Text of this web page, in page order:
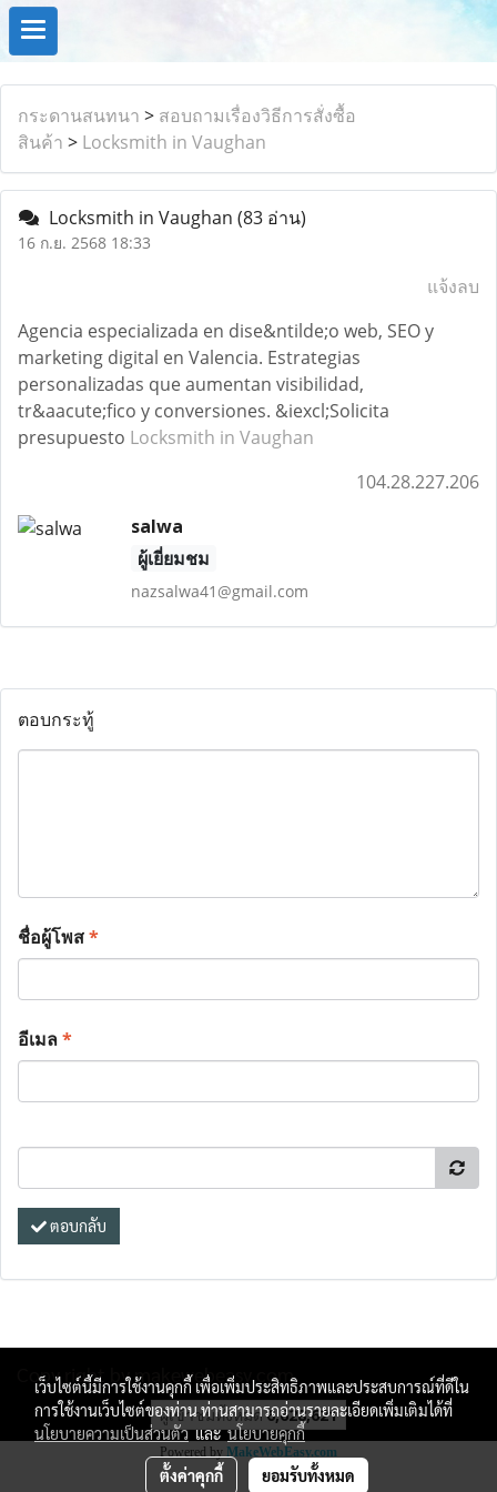
กระดานสนทนา > สอบถามเรื่องวิธีการสั่งซื้อ
สินค้า > Locksmith in Vaughan
Locksmith in Vaughan (83 อ่าน)
16 ก.ย. 2568 18:33
แจ้งลบ
Agencia especializada en dise&ntilde;o web, SEO y
marketing digital en Valencia. Estrategias
personalizadas que aumentan visibilidad,
tr&aacute;fico y conversiones. &iexcl;Solicita
presupuesto Locksmith in Vaughan
104.28.227.206
salwa
ผู้เยี่ยมชม
nazsalwa41@gmail.com
ตอบกระทู้
ชื่อผู้โพส*
อีเมล*
ตอบกลับ
Copy right by makewebeasy.com
ผู้เข้าชมทั้งหมด 6,628,621
Powered by MakeWebEasy.com
เว็บไซต์นี้มีการใช้งานคุกกี้ เพื่อเพิ่มประสิทธิภาพและประสบการณ์ที่ดีใน
การใช้งานเว็บไซต์ของท่าน ท่านสามารถอ่านรายละเอียดเพิ่มเติมได้ที่
นโยบายความเป็นส่วนตัวและนโยบายคุกกี้
ตั้งค่าคุกกี้ ยอมรับทั้งหมด